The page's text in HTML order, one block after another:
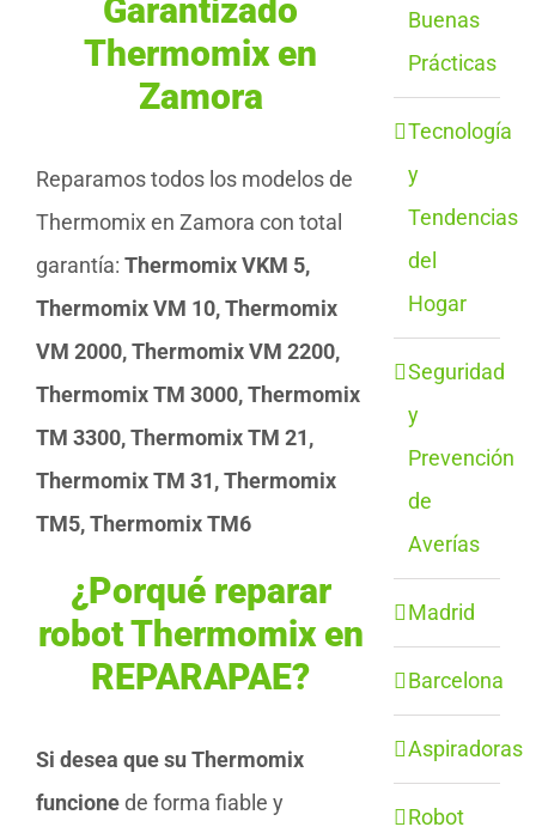
Garantizado
Thermomix en
Zamora
Reparamos todos los modelos de
Thermomix en Zamora con total
garantía: Thermomix VKM 5,
Thermomix VM 10, Thermomix
VM 2000, Thermomix VM 2200,
Thermomix TM 3000, Thermomix
TM 3300, Thermomix TM 21,
Thermomix TM 31, Thermomix
TM5, Thermomix TM6
¿Porqué reparar
robot Thermomix en
REPARAPAE?
Si desea que su Thermomix
funcionede forma fiable y
Buenas
Prácticas
Tecnología
y
Tendencias
del
Hogar
Seguridad
y
Prevención
de
Averías
Madrid
Barcelona
Aspiradoras
Robot